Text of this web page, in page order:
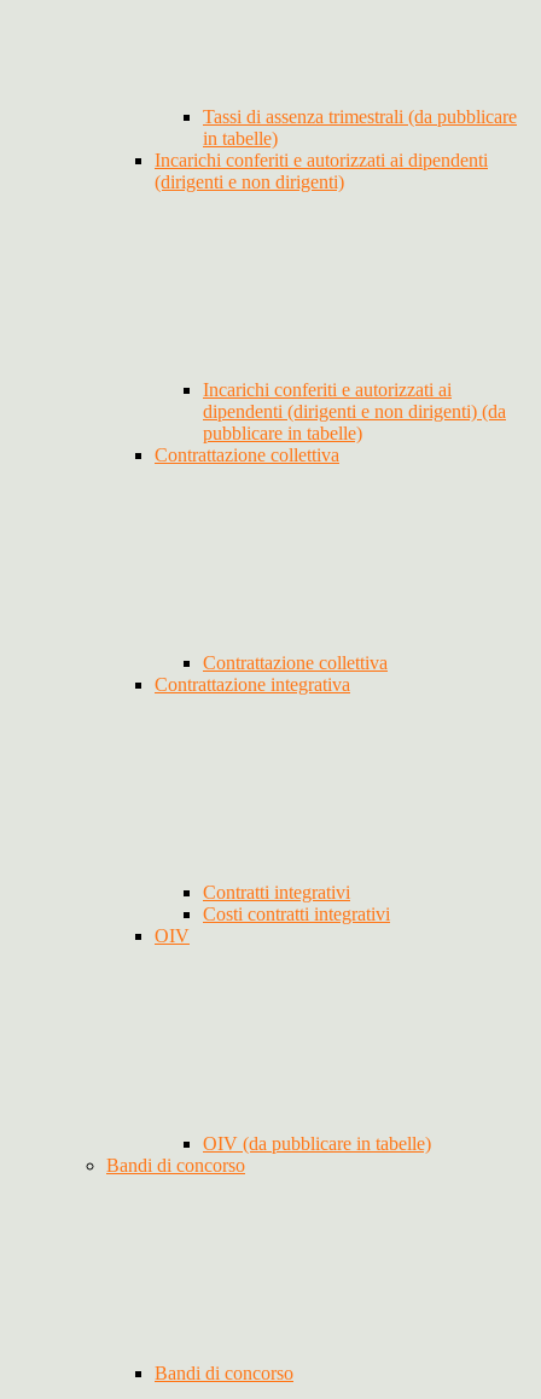
Tassi di assenza trimestrali (da pubblicare
in tabelle)
Incarichi conferiti e autorizzati ai dipendenti
(dirigenti e non dirigenti)
Incarichi conferiti e autorizzati ai
dipendenti (dirigenti e non dirigenti) (da
pubblicare in tabelle)
Contrattazione collettiva
Contrattazione collettiva
Contrattazione integrativa
Contratti integrativi
Costi contratti integrativi
OIV
OIV (da pubblicare in tabelle)
Bandi di concorso
Bandi di concorso